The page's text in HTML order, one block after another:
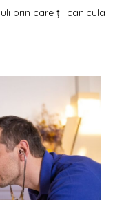
prin care ții canicula